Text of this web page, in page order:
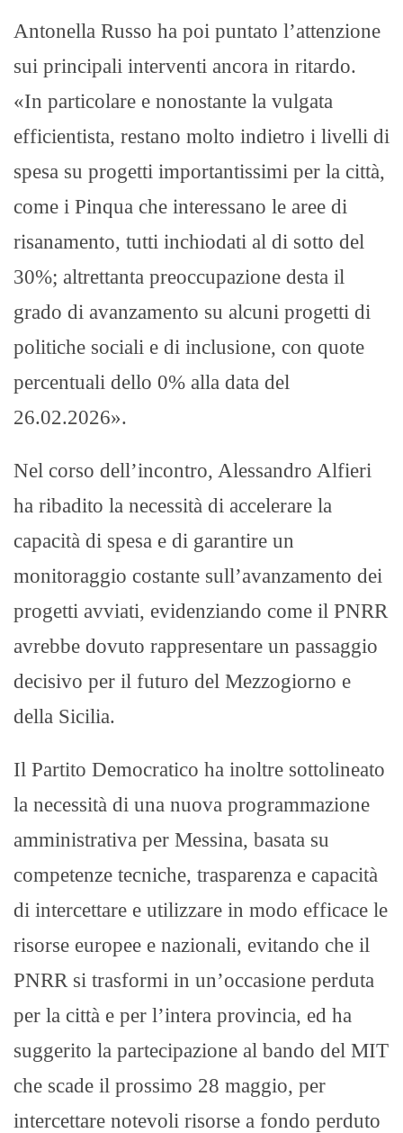
Antonella Russo ha poi puntato l’attenzione
sui principali interventi ancora in ritardo.
«In particolare e nonostante la vulgata
efficientista, restano molto indietro i livelli di
spesa su progetti importantissimi per la città,
come i Pinqua che interessano le aree di
risanamento, tutti inchiodati al di sotto del
30%; altrettanta preoccupazione desta il
grado di avanzamento su alcuni progetti di
politiche sociali e di inclusione, con quote
percentuali dello 0% alla data del
26.02.2026».
Nel corso dell’incontro, Alessandro Alfieri
ha ribadito la necessità di accelerare la
capacità di spesa e di garantire un
monitoraggio costante sull’avanzamento dei
progetti avviati, evidenziando come il PNRR
avrebbe dovuto rappresentare un passaggio
decisivo per il futuro del Mezzogiorno e
della Sicilia.
Il Partito Democratico ha inoltre sottolineato
la necessità di una nuova programmazione
amministrativa per Messina, basata su
competenze tecniche, trasparenza e capacità
di intercettare e utilizzare in modo efficace le
risorse europee e nazionali, evitando che il
PNRR si trasformi in un’occasione perduta
per la città e per l’intera provincia, ed ha
suggerito la partecipazione al bando del MIT
che scade il prossimo 28 maggio, per
intercettare notevoli risorse a fondo perduto